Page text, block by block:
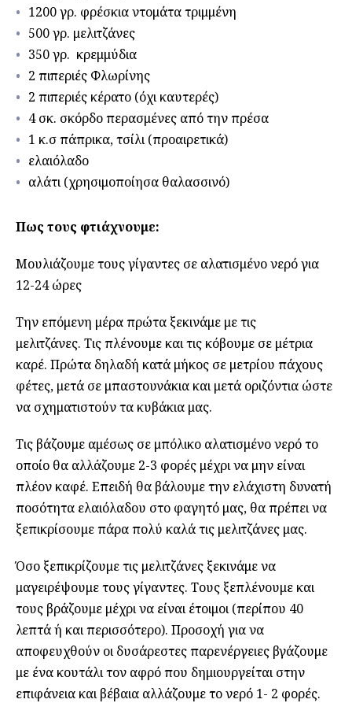
1200 γρ. φρέσκια ντομάτα τριμμένη
500 γρ. μελιτζάνες
350 γρ. κρεμμύδια
2 πιπεριές Φλωρίνης
2 πιπεριές κέρατο (όχι καυτερές)
4 σκ. σκόρδο περασμένες από την πρέσα
1 κ.σ πάπρικα, τσίλι (προαιρετικά)
ελαιόλαδο
αλάτι (χρησιμοποίησα θαλασσινό)
Πως τους φτιάχνουμε:
Μουλιάζουμε τους γίγαντες σε αλατισμένο νερό για
12-24 ώρες
Την επόμενη μέρα πρώτα ξεκινάμε με τις
μελιτζάνες. Τις πλένουμε και τις κόβουμε σε μέτρια
καρέ. Πρώτα δηλαδή κατά μήκος σε μετρίου πάχους
φέτες, μετά σε μπαστουνάκια και μετά οριζόντια ώστε
να σχηματιστούν τα κυβάκια μας.
Τις βάζουμε αμέσως σε μπόλικο αλατισμένο νερό το
οποίο θα αλλάζουμε 2-3 φορές μέχρι να μην είναι
πλέον καφέ. Επειδή θα βάλουμε την ελάχιστη δυνατή
ποσότητα ελαιόλαδου στο φαγητό μας, θα πρέπει να
ξεπικρίσουμε πάρα πολύ καλά τις μελιτζάνες μας.
Όσο ξεπικρίζουμε τις μελιτζάνες ξεκινάμε να
μαγειρέψουμε τους γίγαντες. Τους ξεπλένουμε και
τους βράζουμε μέχρι να είναι έτοιμοι (περίπου 40
λεπτά ή και περισσότερο). Προσοχή για να
αποφευχθούν οι δυσάρεστες παρενέργειες βγάζουμε
με ένα κουτάλι τον αφρό που δημιουργείται στην
επιφάνεια και βέβαια αλλάζουμε το νερό 1- 2 φορές.